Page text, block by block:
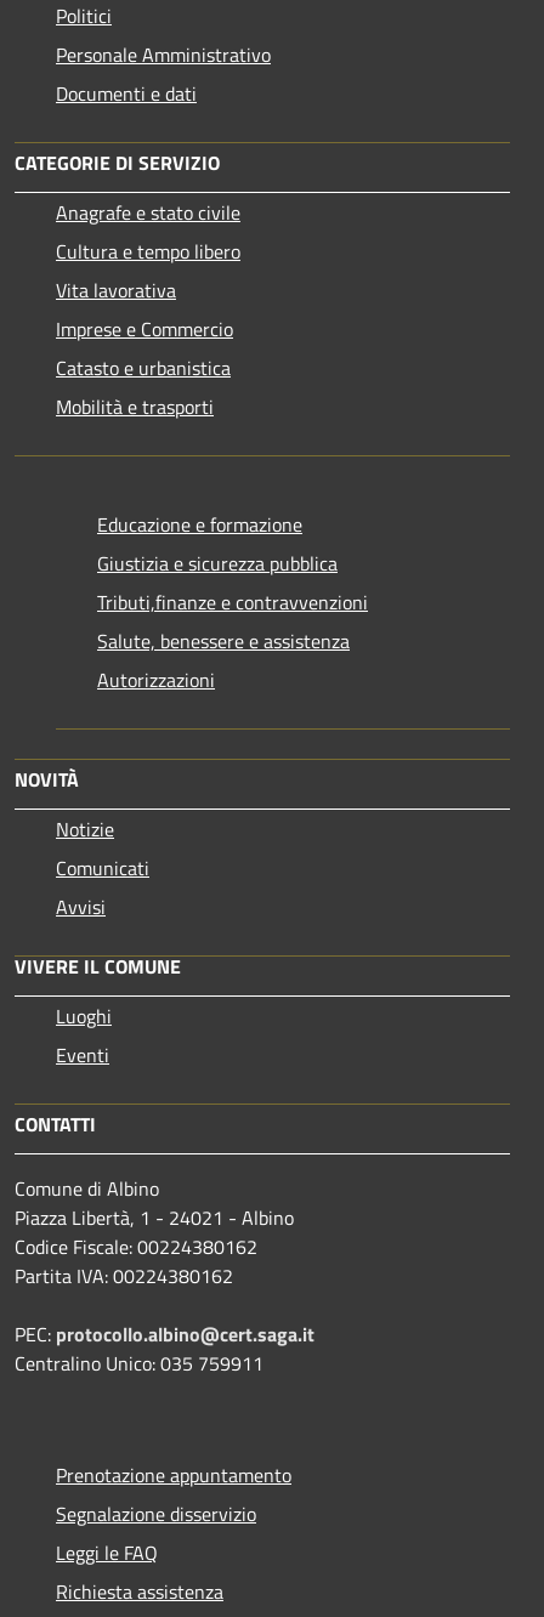
Politici
Personale Amministrativo
Documenti e dati
CATEGORIE DI SERVIZIO
Anagrafe e stato civile
Cultura e tempo libero
Vita lavorativa
Imprese e Commercio
Catasto e urbanistica
Mobilità e trasporti
Educazione e formazione
Giustizia e sicurezza pubblica
Tributi,finanze e contravvenzioni
Salute, benessere e assistenza
Autorizzazioni
NOVITÀ
Notizie
Comunicati
Avvisi
VIVERE IL COMUNE
Luoghi
Eventi
CONTATTI
Comune di Albino
Piazza Libertà, 1 - 24021 - Albino
Codice Fiscale: 00224380162
Partita IVA: 00224380162
PEC: protocollo.albino@cert.saga.it
Centralino Unico: 035 759911
Prenotazione appuntamento
Segnalazione disservizio
Leggi le FAQ
Richiesta assistenza